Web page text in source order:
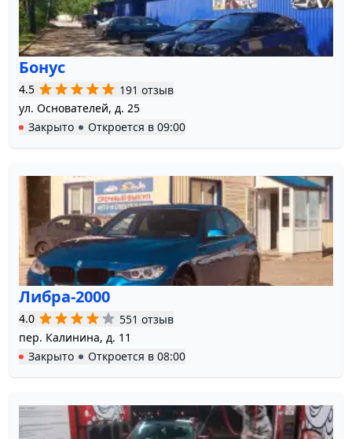
Бонус
4.5
191 отзыв
ул. Основателей, д. 25
Закрыто
Откроется в 09:00
Либра-2000
4.0
551 отзыв
пер. Калинина, д. 11
Закрыто
Откроется в 08:00